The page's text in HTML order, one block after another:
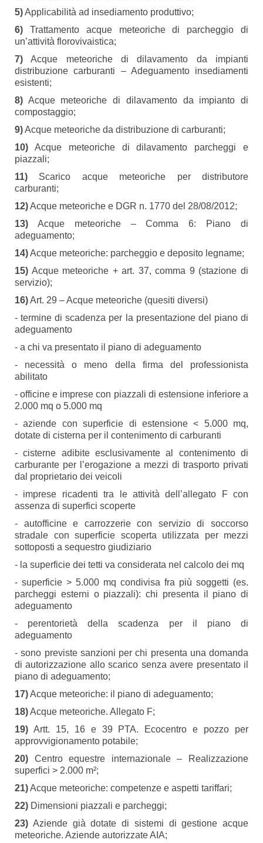
5)Applicabilità ad insediamento produttivo;
6) Trattamento acque meteoriche di parcheggio di
un’attività florovivaistica;
7) Acque meteoriche di dilavamento da impianti
distribuzione carburanti – Adeguamento insediamenti
esistenti;
8) Acque meteoriche di dilavamento da impianto di
compostaggio;
9)Acque meteoriche da distribuzione di carburanti;
10) Acque meteoriche di dilavamento parcheggi e
piazzali;
11) Scarico acque meteoriche per distributore
carburanti;
12)Acque meteoriche e DGR n. 1770 del 28/08/2012;
13) Acque meteoriche – Comma 6: Piano di
adeguamento;
14)Acque meteoriche: parcheggio e deposito legname;
15) Acque meteoriche + art. 37, comma 9 (stazione di
servizio);
16)Art. 29 – Acque meteoriche (quesiti diversi)
- termine di scadenza per la presentazione del piano di
adeguamento
- a chi va presentato il piano di adeguamento
- necessità o meno della firma del professionista
abilitato
- officine e imprese con piazzali di estensione inferiore a
2.000 mq o 5.000 mq
- aziende con superficie di estensione < 5.000 mq,
dotate di cisterna per il contenimento di carburanti
- cisterne adibite esclusivamente al contenimento di
carburante per l’erogazione a mezzi di trasporto privati
dal proprietario dei veicoli
- imprese ricadenti tra le attività dell’allegato F con
assenza di superfici scoperte
- autofficine e carrozzerie con servizio di soccorso
stradale con superficie scoperta utilizzata per mezzi
sottoposti a sequestro giudiziario
- la superficie dei tetti va considerata nel calcolo dei mq
- superficie > 5.000 mq condivisa fra più soggetti (es.
parcheggi esterni o piazzali): chi presenta il piano di
adeguamento
- perentorietà della scadenza per il piano di
adeguamento
- sono previste sanzioni per chi presenta una domanda
di autorizzazione allo scarico senza avere presentato il
piano di adeguamento;
17)Acque meteoriche: il piano di adeguamento;
18)Acque meteoriche. Allegato F;
19) Artt. 15, 16 e 39 PTA. Ecocentro e pozzo per
approvvigionamento potabile;
20) Centro equestre internazionale – Realizzazione
superfici > 2.000 m²;
21)Acque meteoriche: competenze e aspetti tariffari;
22) Dimensioni piazzali e parcheggi;
23) Aziende già dotate di sistemi di gestione acque
meteoriche. Aziende autorizzate AIA;